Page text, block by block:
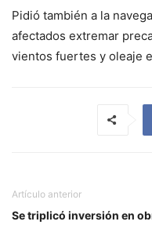
Pidió también a la
afectados extremar
vientos fuertes y oleaje
Artículo anterior
Se triplicó inversión en